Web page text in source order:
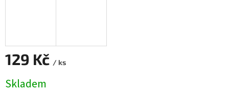
129 Kč / ks
cena:
Skladem